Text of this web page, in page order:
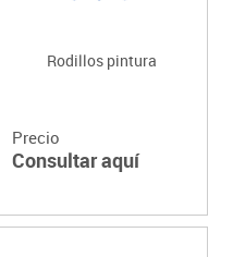
Rodillos pintura
Precio
Consultar aquí